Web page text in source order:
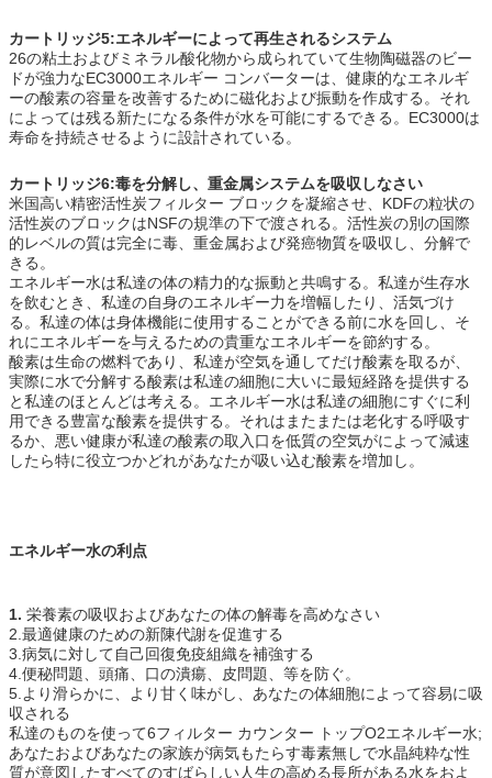
カートリッジ5:エネルギーによって再生されるシステム
26の粘土およびミネラル酸化物から成られていて生物陶磁器のビー
ドが強力なEC3000エネルギー コンバーターは、健康的なエネルギ
ーの酸素の容量を改善するために磁化および振動を作成する。それ
によっては残る新たになる条件が水を可能にするできる。EC3000は
寿命を持続させるように設計されている。
カートリッジ6:毒を分解し、重金属システムを吸収しなさい
米国高い精密活性炭フィルター ブロックを凝縮させ、KDFの粒状の
活性炭のブロックはNSFの規準の下で渡される。活性炭の別の国際
的レベルの質は完全に毒、重金属および発癌物質を吸収し、分解で
きる。
エネルギー水は私達の体の精力的な振動と共鳴する。私達が生存水
を飲むとき、私達の自身のエネルギー力を増幅したり、活気づけ
る。私達の体は身体機能に使用することができる前に水を回し、そ
れにエネルギーを与えるための貴重なエネルギーを節約する。
酸素は生命の燃料であり、私達が空気を通してだけ酸素を取るが、
実際に水で分解する酸素は私達の細胞に大いに最短経路を提供する
と私達のほとんどは考える。エネルギー水は私達の細胞にすぐに利
用できる豊富な酸素を提供する。それはまたまたは老化する呼吸す
るか、悪い健康が私達の酸素の取入口を低質の空気がによって減速
したら特に役立つかどれがあなたが吸い込む酸素を増加し。
エネルギー水の利点
1. 栄養素の吸収およびあなたの体の解毒を高めなさい
2.最適健康のための新陳代謝を促進する
3.病気に対して自己回復免疫組織を補強する
4.便秘問題、頭痛、口の潰瘍、皮問題、等を防ぐ。
5.より滑らかに、より甘く味がし、あなたの体細胞によって容易に吸
収される
私達のものを使って6フィルター カウンター トップO2エネルギー水;
あなたおよびあなたの家族が病気もたらす毒素無しで水晶純粋な性
質が意図したすべてのすばらしい人生の高める長所がある水をおよ